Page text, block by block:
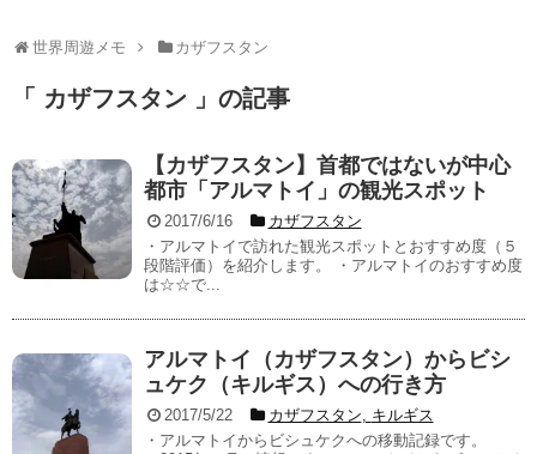
世界周遊メモ カザフスタン
「 カザフスタン 」の記事
【カザフスタン】首都ではないが中心
都市「アルマトイ」の観光スポット
2017/6/16
カザフスタン
・アルマトイで訪れた観光スポットとおすすめ度（５
段階評価）を紹介します。 ・アルマトイのおすすめ度
は☆☆で...
アルマトイ（カザフスタン）からビシ
ュケク（キルギス）への行き方
2017/5/22 カザフスタン, キルギス
・アルマトイからビシュケクへの移動記録です。